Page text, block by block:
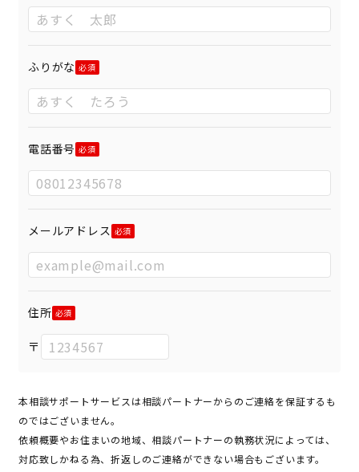
ふりがな
電話番号
メールアドレス
住所
〒
本相談サポートサービスは相談パートナーからのご連絡を保証するも
のではございません。
依頼概要やお住まいの地域、相談パートナーの執務状況によっては、
対応致しかねる為、折返しのご連絡ができない場合もございます。